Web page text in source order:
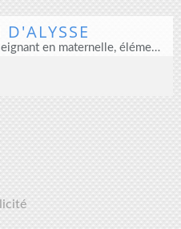
D'ALYSSE
Ressources partagées pour enseignant en maternelle, élémentaire et direction d'école